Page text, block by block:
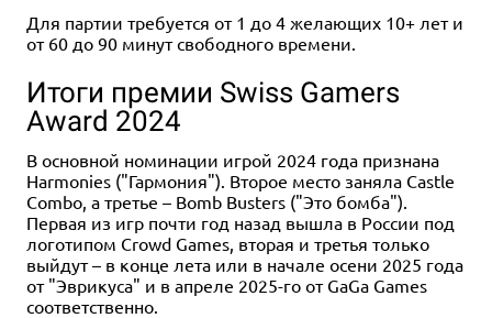
Для партии требуется от 1 до 4 желающих 10+ лет и
от 60 до 90 минут свободного времени.
Итоги премии Swiss Gamers
Award 2024
В основной номинации игрой 2024 года признана
Harmonies ("Гармония"). Второе место заняла Castle
Combo, а третье – Bomb Busters ("Это бомба").
Первая из игр почти год назад вышла в России под
логотипом Crowd Games, вторая и третья только
выйдут – в конце лета или в начале осени 2025 года
от "Эврикуса" и в апреле 2025-го от GaGa Games
соответственно.